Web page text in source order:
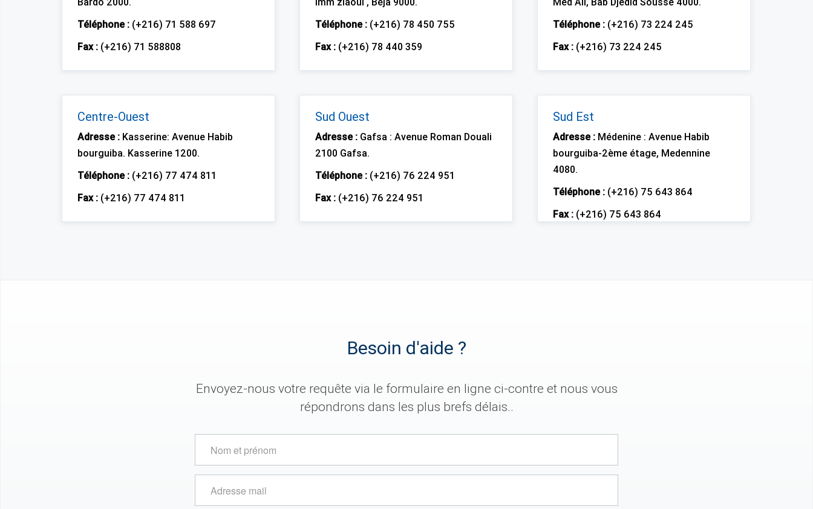
Téléphone : (+216) 71 588 697
Fax : (+216) 71 588808
Téléphone : (+216) 78 450 755
Fax : (+216) 78 440 359
Téléphone : (+216) 73 224 245
Fax : (+216) 73 224 245
Centre-Ouest
Adresse : Kasserine: Avenue Habib
bourguiba. Kasserine 1200.
Téléphone : (+216) 77 474 811
Fax : (+216) 77 474 811
Sud Ouest
Adresse : Gafsa : Avenue Roman Douali
2100 Gafsa.
Téléphone : (+216) 76 224 951
Fax : (+216) 76 224 951
Sud Est
Adresse : Médenine : Avenue Habib
bourguiba-2ème étage, Medennine
4080.
Téléphone : (+216) 75 643 864
Fax : (+216) 75 643 864
Besoin d'aide ?
Envoyez-nous votre requête via le formulaire en ligne ci-contre et nous vous
répondrons dans les plus brefs délais..